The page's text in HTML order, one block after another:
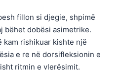
fillon si djegie, shpimë
bëhet dobësi asimetrike.
kam rishikuar kishte një
e re në dorsifleksionin e
ritmin e vlerësimit.